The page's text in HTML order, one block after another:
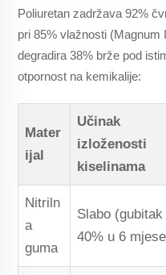
Poliuretan zadržava 92%
pri 85% vlažnosti (Magnum
degradira 38% brže pod
otpornost na kemikalije:
Mater
ijal
Učinak
izloženosti
kiselinama
Nitriln
a
guma
Slabo (gubitak
40% u 6